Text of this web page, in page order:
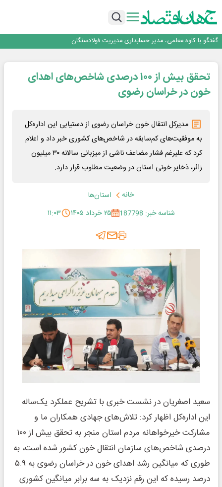
فولاد مبارکه اصفهان
تجدیدپذیر با حضور استاندار اصفهان
گفتگو با کاوه معلمی، مدیر حسابداری مدیریت فولادسنگان
راهی که فولاد مبارکه پس از جنگ در پیش گرفت
فولاد مبارکه اصفهان
افتتاح بزرگ‌ترین و مجهزترین آموزشگاه فنی وحرفه ای آزاد تخصصی انرژی‌های نو و
تجدیدپذیر با حضور استاندار اصفهان
تحقق بیش از ۱۰۰ درصدی شاخص‌های اهدای
خون در خراسان رضوی
مدیرکل انتقال خون خراسان رضوی از دستیابی این اداره‌کل
به موفقیت‌های کم‌سابقه در شاخص‌های کشوری خبر داد و اعلام
کرد که علیرغم فشار مضاعف ناشی از میزبانی سالانه ۳۰ میلیون
زائر، ذخایر خونی استان در وضعیت مطلوب قرار دارد.
خانه
استان‌ها
شناسه خبر: 187798
۲۵ خرداد ۱۴۰۵ ۱۱:۰۳
سعید اصغریان در نشست خبری با تشریح عملکرد یک‌ساله
این اداره‌کل اظهار کرد: تلاش‌های جهادی همکاران ما و
مشارکت خیرخواهانه مردم استان منجر به تحقق بیش از ۱۰۰
درصدی شاخص‌های سازمان انتقال خون کشور شده است، به
طوری که میانگین رشد اهدای خون در خراسان رضوی به ۵.۹
درصد رسیده که این رقم نزدیک به سه برابر میانگین کشوری